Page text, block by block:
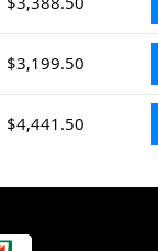
$3,199.50
$4,441.50